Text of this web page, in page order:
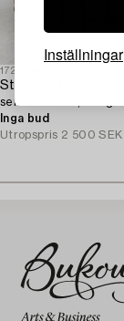
Inställningar
1729744
Stolar ett par
sent 1700-tal,
Inga bud
Utropspris 2 500 SEK